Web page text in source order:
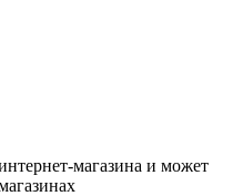
магазина и может